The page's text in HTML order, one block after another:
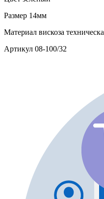
Размер 14мм
Материал вискоза
Артикул 08-100/32